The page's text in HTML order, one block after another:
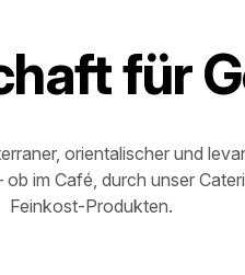
für
orientalischer und
im Café, durch unser
Feinkost-Produkten.